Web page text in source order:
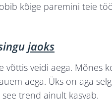
kõige paremini teie
jaoks
veidi aega. Mõnes
aega. Üks on aga
trend ainult kasvab.